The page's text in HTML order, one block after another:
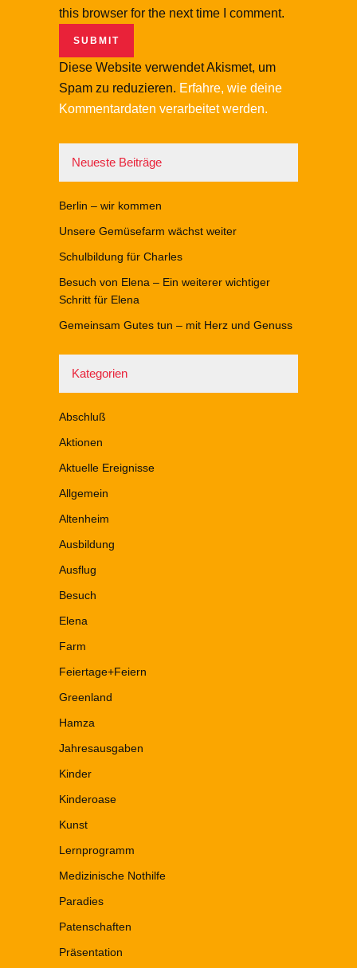
this browser for the next time I comment.
Diese Website verwendet Akismet, um
Spam zu reduzieren. Erfahre, wie deine
Kommentardaten verarbeitet werden.
Neueste Beiträge
Berlin – wir kommen
Unsere Gemüsefarm wächst weiter
Schulbildung für Charles
Besuch von Elena – Ein weiterer wichtiger
Schritt für Elena
Gemeinsam Gutes tun – mit Herz und Genuss
Kategorien
Abschluß
Aktionen
Aktuelle Ereignisse
Allgemein
Altenheim
Ausbildung
Ausflug
Besuch
Elena
Farm
Feiertage+Feiern
Greenland
Hamza
Jahresausgaben
Kinder
Kinderoase
Kunst
Lernprogramm
Medizinische Nothilfe
Paradies
Patenschaften
Präsentation